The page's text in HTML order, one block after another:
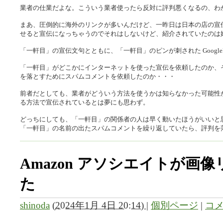
業者の仕業だよな。こういう業者使ったら反対に評判悪くなるの、わ
まあ、圧倒的に海外のリンクが多いんだけど、一昨日は日本の店の
せると宣伝になっちゃうのでそれはしないけど、紹介されていたの
「一軒目」の宣伝文句とともに、「一軒目」のピンが刺された
「一軒目」がどこかにインターネットを使った宣伝を依頼したのか
を落とすためにスパムコメントを依頼したのか・・・
前者だとしても、業者がどういう方法を使うかは知らなかった可能
る方法で宣伝されているとは夢にも思わず。
どっちにしても、「一軒目」の関係者の人は早く動いたほうがいいと
「一軒目」の名前の出たスパムコメントを繰り返していたら、評判
Amazon アソシエイトが画像
た
shinoda (2024年1月 4日 20:14) | 個別ページ | コ